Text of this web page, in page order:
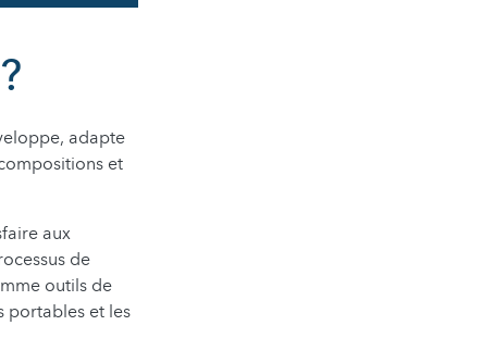
adapte
et
aux
de
outils de
portables et les